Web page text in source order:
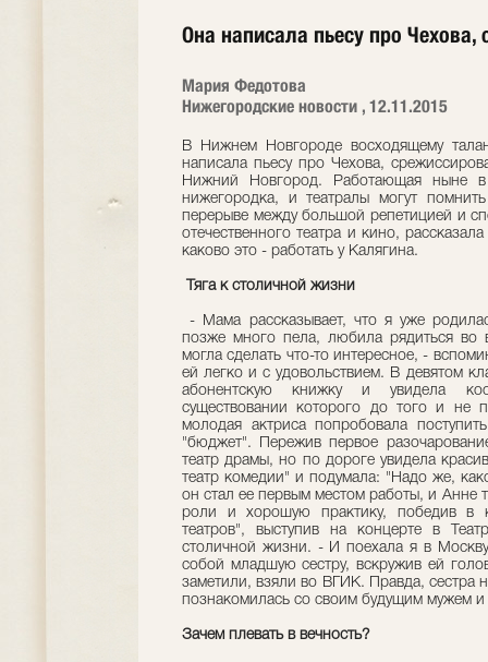
Она написала пьесу про
Мария Федотова
Нижегородские новости , 12.11.2015
В Нижнем Новгороде восходящему
написала пьесу про Чехова,
Нижний Новгород. Работающая ныне
нижегородка, и театралы могут
перерыве между большой репетицией и
отечественного театра и кино,
каково это - работать у Калягина.
Тяга к столичной жизни
- Мама рассказывает, что я уже
позже много пела, любила рядиться во
могла сделать что-то интересное, -
ей легко и с удовольствием. В девятом
абонентскую книжку и увидела
существовании которого до того и не
молодая актриса попробовала
"бюджет". Пережив первое
театр драмы, но по дороге увидела
театр комедии" и подумала: "Надо же,
он стал ее первым местом работы, и Анне
роли и хорошую практику, победив в
театров", выступив на концерте в
столичной жизни. - И поехала я в
собой младшую сестру, вскружив ей
заметили, взяли во ВГИК. Правда, сестра
познакомилась со своим будущим мужем
Зачем плевать в вечность?